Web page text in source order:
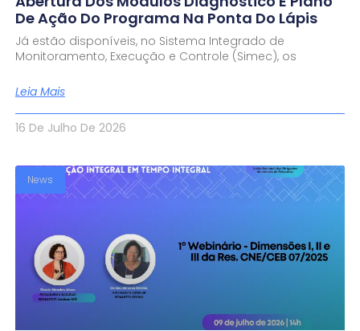
De Ação Do Programa Na Ponta Do Lápis
Já estão disponíveis, no Sistema Integrado de
Monitoramento, Execução e Controle (Simec), os
Leia Mais
16 De Julho De 2026
News